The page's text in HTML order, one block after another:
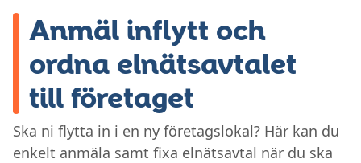
Värme & kyla
Vatten & avlopp
Kundcenter
Anmäl inflytt och
ordna elnätsavtalet
till företaget
Ska ni flytta in i en ny företagslokal? Här kan du
enkelt anmäla samt fixa elnätsavtal när du ska